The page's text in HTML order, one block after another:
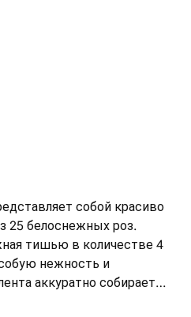
собой красиво
25 белоснежных роз.
тишью в количестве 4
нежность и
аккуратно собирает
целое, делая букет